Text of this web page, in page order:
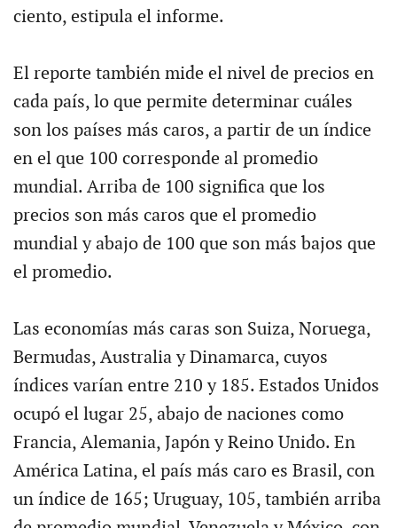
ciento, estipula el informe.
El reporte también mide el nivel de precios en
cada país, lo que permite determinar cuáles
son los países más caros, a partir de un índice
en el que 100 corresponde al promedio
mundial. Arriba de 100 significa que los
precios son más caros que el promedio
mundial y abajo de 100 que son más bajos que
el promedio.
Las economías más caras son Suiza, Noruega,
Bermudas, Australia y Dinamarca, cuyos
índices varían entre 210 y 185. Estados Unidos
ocupó el lugar 25, abajo de naciones como
Francia, Alemania, Japón y Reino Unido. En
América Latina, el país más caro es Brasil, con
un índice de 165; Uruguay, 105, también arriba